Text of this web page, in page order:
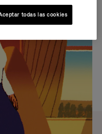
ELEGIDAS
de
todas las cookies